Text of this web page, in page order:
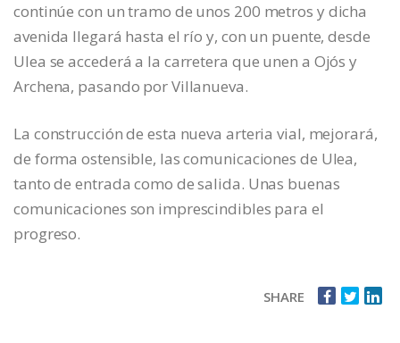
continúe con un tramo de unos 200 metros y dicha
avenida llegará hasta el río y, con un puente, desde
Ulea se accederá a la carretera que unen a Ojós y
Archena, pasando por Villanueva.
La construcción de esta nueva arteria vial, mejorará,
de forma ostensible, las comunicaciones de Ulea,
tanto de entrada como de salida. Unas buenas
comunicaciones son imprescindibles para el
progreso.
SHARE